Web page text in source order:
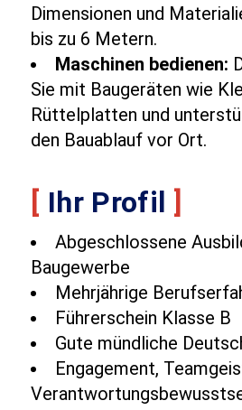
Dimensionen und
bis zu 6 Metern.
Maschinen bedienen:
Sie mit Baugeräten wie
Rüttelplatten und
den Bauablauf vor Ort.
[ Ihr Profil ]
Abgeschlossene
Baugewerbe
Mehrjährige
Führerschein Klasse B
Gute mündliche
Engagement,